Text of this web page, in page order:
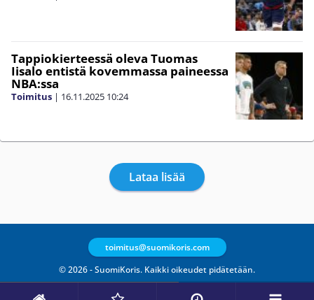
Tappiokierteessä oleva Tuomas
Iisalo entistä kovemmassa paineessa
NBA:ssa
Toimitus | 16.11.2025 10:24
Lataa lisää
© 2026 - SuomiKoris. Kaikki oikeudet pidätetään.
toimitus@suomikoris.com